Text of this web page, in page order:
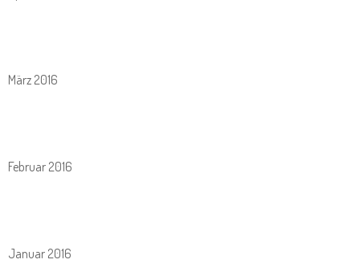
März 2016
Februar 2016
Januar 2016